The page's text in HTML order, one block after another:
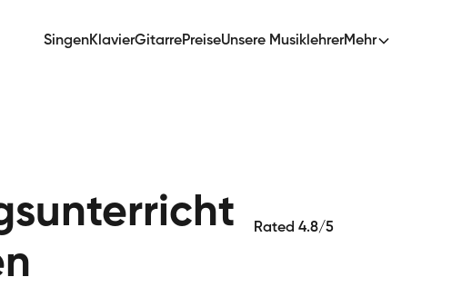
SingenKlavierGitarrePreiseUnsere MusiklehrerMehr
Rated 4.8/5